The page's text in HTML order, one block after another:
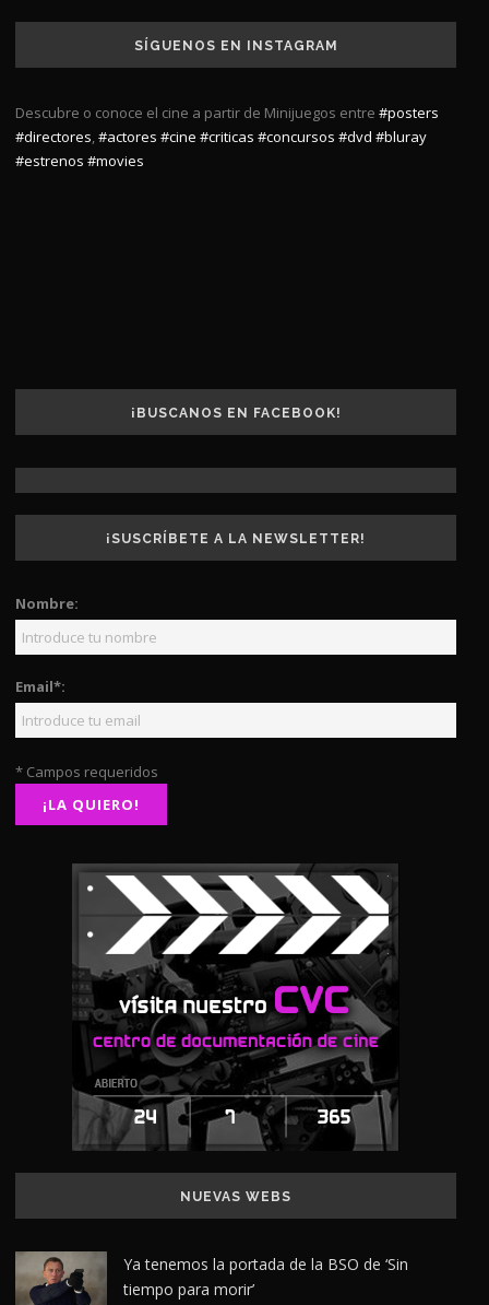
SÍGUENOS EN INSTAGRAM
Descubre o conoce el cine a partir de Minijuegos entre #posters
#directores,#actores #cine #criticas #concursos #dvd #bluray
#estrenos #movies
¡BUSCANOS EN FACEBOOK!
¡SUSCRÍBETE A LA NEWSLETTER!
Nombre:
Email*:
* Campos requeridos
NUEVAS WEBS
Ya tenemos la portada de la BSO de ‘Sin
tiempo para morir’